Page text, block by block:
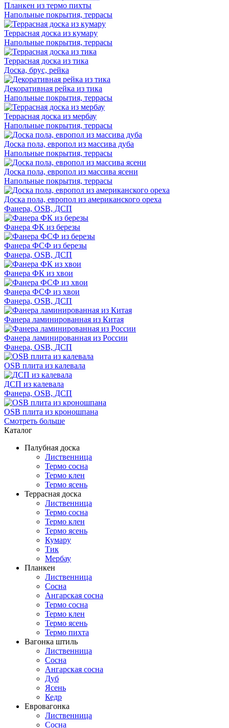
Планкен из термо пихты
Напольные покрытия, террасы
Террасная доска из кумару
Напольные покрытия, террасы
Террасная доска из тика
Доска, брус, рейка
Декоративная рейка из тика
Напольные покрытия, террасы
Террасная доска из мербау
Напольные покрытия, террасы
Доска пола, европол из массива дуба
Напольные покрытия, террасы
Доска пола, европол из массива ясени
Напольные покрытия, террасы
Доска пола, европол из американского ореха
Фанера, OSB, ДСП
Фанера ФК из березы
Фанера ФСФ из березы
Фанера, OSB, ДСП
Фанера ФК из хвои
Фанера ФСФ из хвои
Фанера, OSB, ДСП
Фанера ламинированная из Китая
Фанера ламинированная из России
Фанера, OSB, ДСП
OSB плита из калевала
ДСП из калевала
Фанера, OSB, ДСП
OSB плита из кроношпана
Смотреть больше
Каталог
Палубная доска
Лиственница
Термо сосна
Термо клен
Термо ясень
Террасная доска
Лиственница
Термо сосна
Термо клен
Термо ясень
Кумару
Тик
Мербау
Планкен
Лиственница
Сосна
Ангарская сосна
Термо сосна
Термо клен
Термо ясень
Термо пихта
Вагонка штиль
Лиственница
Сосна
Ангарская сосна
Дуб
Ясень
Кедр
Евровагонка
Лиственница
Сосна